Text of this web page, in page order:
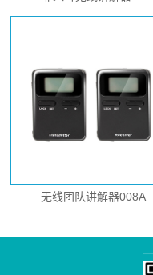
无线团队讲解器008A